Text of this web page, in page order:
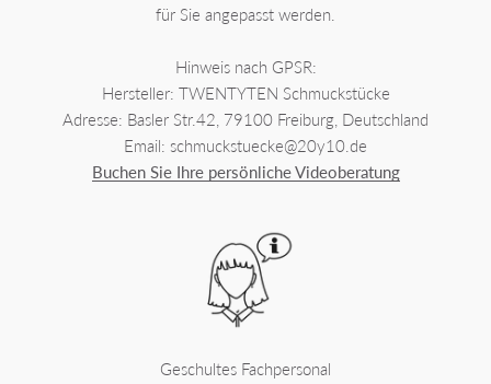
für Sie angepasst werden.
Hinweis nach GPSR:
Hersteller: TWENTYTEN Schmuckstücke
Adresse: Basler Str.42, 79100 Freiburg, Deutschland
Email: schmuckstuecke@20y10.de
Buchen Sie Ihre persönliche Videoberatung
Geschultes Fachpersonal